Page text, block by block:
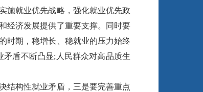
就业优先战略，强化就业优先政
经济发展提供了重要支撑。同时要
时期，稳增长、稳就业的压力始终
盾不断凸显;人民群众对高品质生
构性就业矛盾，三是要完善重点